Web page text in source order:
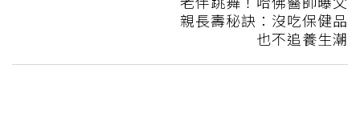
親長壽秘訣：沒吃保健品
也不追養生潮